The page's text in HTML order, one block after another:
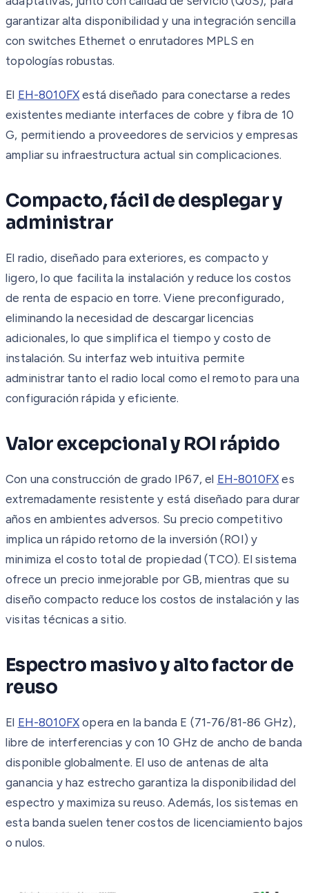
garantizar alta disponibilidad y una integración sencilla
con switches Ethernet o enrutadores MPLS en
topologías robustas.
El EH-8010FX está diseñado para conectarse a redes
existentes mediante interfaces de cobre y fibra de 10
G, permitiendo a proveedores de servicios y empresas
ampliar su infraestructura actual sin complicaciones.
Compacto, fácil de desplegar y
administrar
El radio, diseñado para exteriores, es compacto y
ligero, lo que facilita la instalación y reduce los costos
de renta de espacio en torre. Viene preconfigurado,
eliminando la necesidad de descargar licencias
adicionales, lo que simplifica el tiempo y costo de
instalación. Su interfaz web intuitiva permite
administrar tanto el radio local como el remoto para una
configuración rápida y eficiente.
Valor excepcional y ROI rápido
Con una construcción de grado IP67, el EH-8010FX es
extremadamente resistente y está diseñado para durar
años en ambientes adversos. Su precio competitivo
implica un rápido retorno de la inversión (ROI) y
minimiza el costo total de propiedad (TCO). El sistema
ofrece un precio inmejorable por GB, mientras que su
diseño compacto reduce los costos de instalación y las
visitas técnicas a sitio.
Espectro masivo y alto factor de
reuso
El EH-8010FX opera en la banda E (71-76/81-86 GHz),
libre de interferencias y con 10 GHz de ancho de banda
disponible globalmente. El uso de antenas de alta
ganancia y haz estrecho garantiza la disponibilidad del
espectro y maximiza su reuso. Además, los sistemas en
esta banda suelen tener costos de licenciamiento bajos
o nulos.